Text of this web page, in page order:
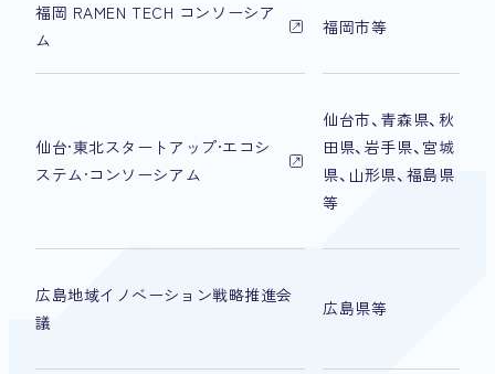
福岡 RAMEN TECH コンソーシア
ム
福岡市等
仙台·東北スタートアップ·エコシ
ステム·コンソーシアム
仙台市、青森県、秋
田県、岩手県、宮城
県、山形県、福島県
等
広島地域イノベーション戦略推進会
議
広島県等